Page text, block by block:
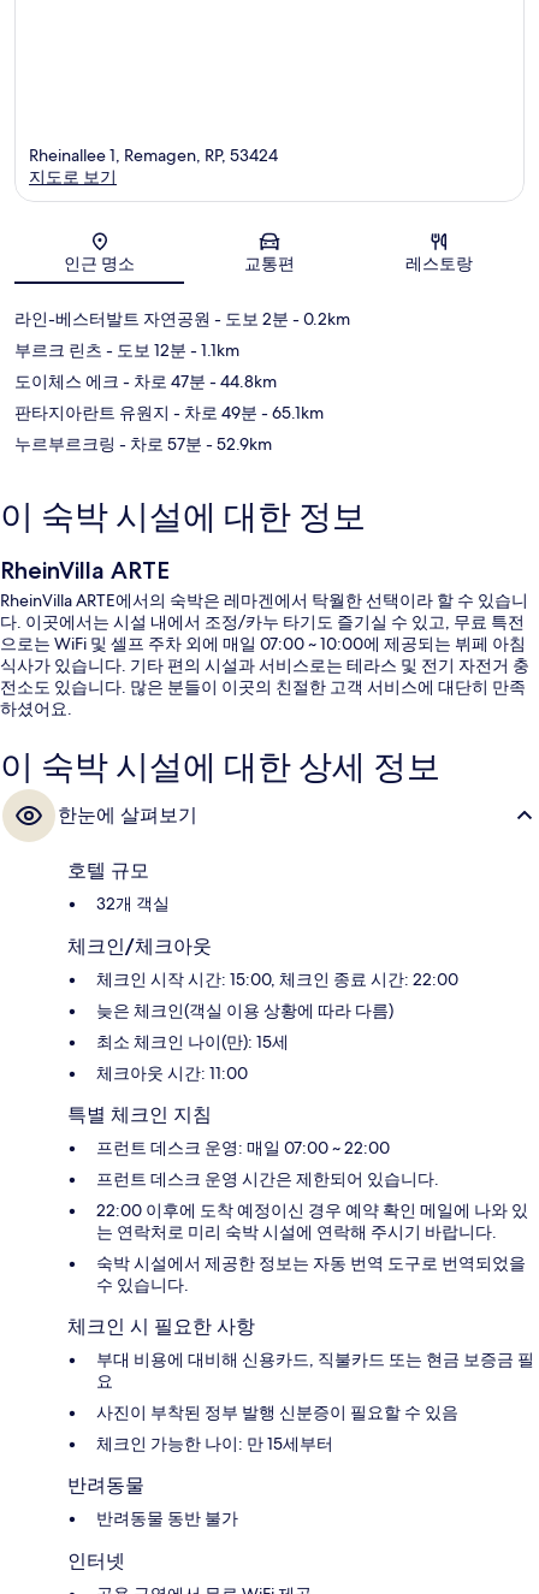
지도
Rheinallee 1, Remagen, RP, 53424
지도로 보기
인근 명소 교통편 레스토랑
라인-베스터발트 자연공원 - 도보 2분 - 0.2km
부르크 린츠 - 도보 12분 - 1.1km
도이체스 에크 - 차로 47분 - 44.8km
판타지아란트 유원지 - 차로 49분 - 65.1km
누르부르크링 - 차로 57분 - 52.9km
이 숙박 시설에 대한 정보
RheinVilla ARTE
RheinVilla ARTE에서의 숙박은 레마겐에서 탁월한 선택이라 할 수 있습니
다. 이곳에서는 시설 내에서 조정/카누 타기도 즐기실 수 있고, 무료 특전
으로는 WiFi 및 셀프 주차 외에 매일 07:00 ~ 10:00에 제공되는 뷔페 아침
식사가 있습니다. 기타 편의 시설과 서비스로는 테라스 및 전기 자전거 충
전소도 있습니다. 많은 분들이 이곳의 친절한 고객 서비스에 대단히 만족
하셨어요.
이 숙박 시설에 대한 상세 정보
한눈에 살펴보기
호텔 규모
32개 객실
체크인/체크아웃
체크인 시작 시간: 15:00, 체크인 종료 시간: 22:00
늦은 체크인(객실 이용 상황에 따라 다름)
최소 체크인 나이(만): 15세
체크아웃 시간: 11:00
특별 체크인 지침
프런트 데스크 운영: 매일 07:00 ~ 22:00
프런트 데스크 운영 시간은 제한되어 있습니다.
22:00 이후에 도착 예정이신 경우 예약 확인 메일에 나와 있
는 연락처로 미리 숙박 시설에 연락해 주시기 바랍니다.
숙박 시설에서 제공한 정보는 자동 번역 도구로 번역되었을
수 있습니다.
체크인 시 필요한 사항
부대 비용에 대비해 신용카드, 직불카드 또는 현금 보증금 필
요
사진이 부착된 정부 발행 신분증이 필요할 수 있음
체크인 가능한 나이: 만 15세부터
반려동물
반려동물 동반 불가
인터넷